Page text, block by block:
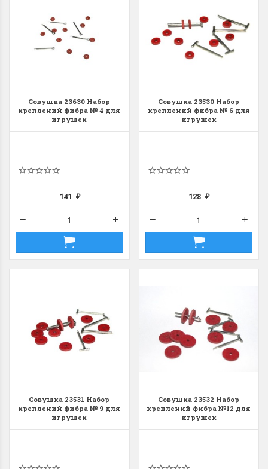
Летние Скидки
!! СКИДКА 20% ‼️ с 1 до 3 июня в
ПОДРОБНЕЕ
Анастасия Туманова
Раритеты Дим.
На сайте пополнение
ПОДРОБНЕЕ
Анастасия Туманова
Хороший набор
Отличный набор, канва,
1 апреля 2026 14:55
(Белый
с
раритетный
комплектация
Ларина
Совушка 23630 Набор
креплений фибра № 4 для
игрушек
141 ₽
Совушка 23530 Набор
креплений фибра № 6 для
игрушек
128₽
Совушка 23531 Набор
креплений фибра № 9 для
игрушек
Совушка 23532 Набор
креплений фибра №12 для
игрушек